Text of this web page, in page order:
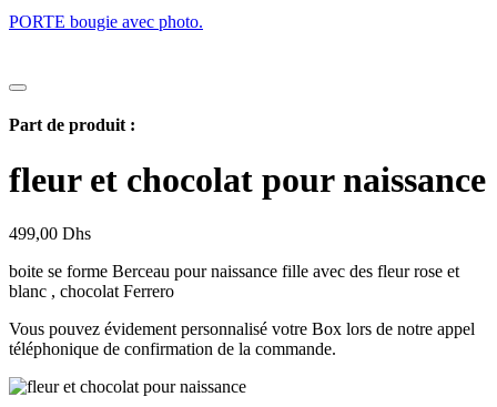
PORTE bougie avec photo.
Part de produit :
fleur et chocolat pour naissance
499,00 Dhs
boite se forme Berceau pour naissance fille avec des fleur rose et
blanc , chocolat Ferrero
Vous pouvez évidement personnalisé votre Box lors de notre appel
téléphonique de confirmation de la commande.